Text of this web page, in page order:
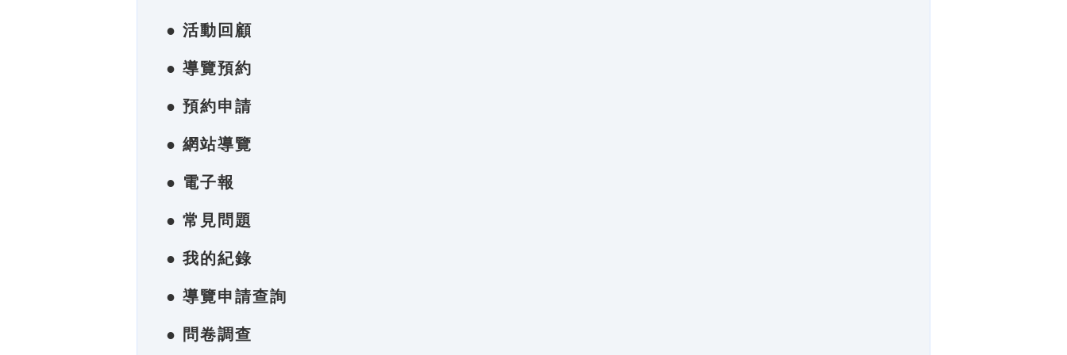
● 活動回顧
● 導覽預約
● 預約申請
● 網站導覽
● 電子報
● 常見問題
● 我的紀錄
● 導覽申請查詢
● 問卷調查